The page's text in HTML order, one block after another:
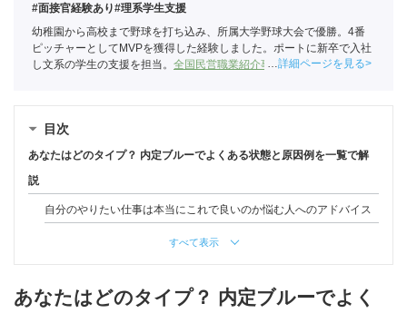
#面接官経験あり#理系学生支援
幼稚園から高校まで野球を打ち込み、所属大学野球大会で優勝。4番
ピッチャーとしてMVPを獲得した経験しました。ポートに新卒で入社
し文系の学生の支援を担当。 全国民営職業紹介事業協会職業紹介責任
詳細ページを見る
目次
あなたはどのタイプ？ 内定ブルーでよくある状態と原因例を一覧で解
説
自分のやりたい仕事は本当にこれで良いのか悩む人へのアドバイス
すべて表示
あなたはどのタイプ？ 内定ブルーでよく